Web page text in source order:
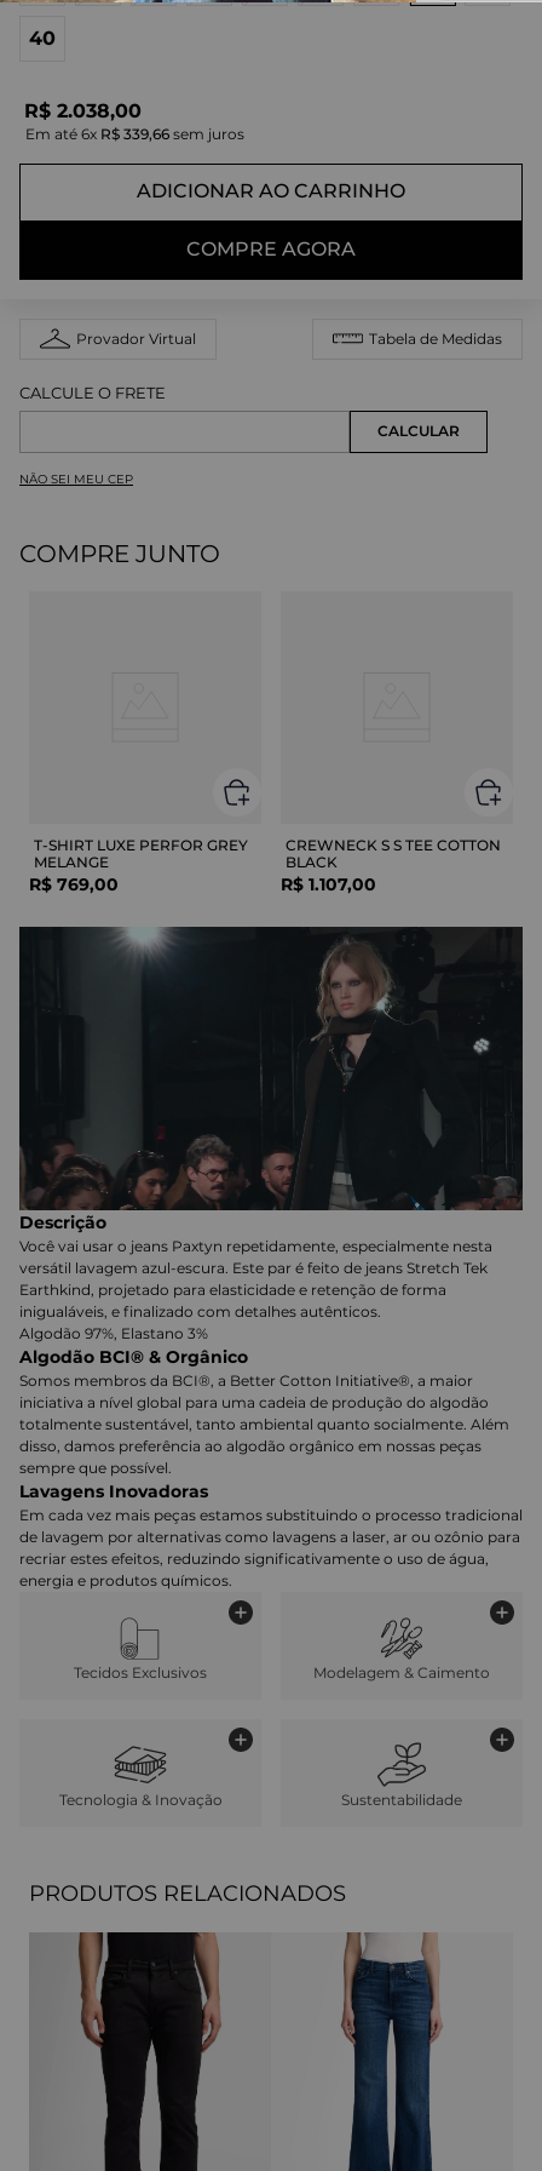
40
R$ 2.038,00
Em até 6x R$ 339,66 sem juros
ADICIONAR AO CARRINHO
COMPRE AGORA
Provador Virtual Tabela de Medidas
NÃO SEI MEU CEP
COMPRE JUNTO
T-SHIRT LUXE PERFOR GREY
MELANGE
R$ 769,00
CREWNECK S S TEE COTTON
BLACK
R$ 1.107,00
Descrição
Você vai usar o jeans Paxtyn repetidamente, especialmente nesta
versátil lavagem azul-escura. Este par é feito de jeans Stretch Tek
Earthkind, projetado para elasticidade e retenção de forma
inigualáveis, e finalizado com detalhes autênticos.
Algodão 97%, Elastano 3%
Algodão BCI® & Orgânico
Somos membros da BCI®, a Better Cotton Initiative®, a maior
iniciativa a nível global para uma cadeia de produção do algodão
totalmente sustentável, tanto ambiental quanto socialmente. Além
disso, damos preferência ao algodão orgânico em nossas peças
sempre que possível.
Lavagens Inovadoras
Em cada vez mais peças estamos substituindo o processo tradicional
de lavagem por alternativas como lavagens a laser, ar ou ozônio para
recriar estes efeitos, reduzindo significativamente o uso de água,
energia e produtos químicos.
Tecidos Exclusivos Modelagem & Caimento
Tecnologia & Inovação Sustentabilidade
PRODUTOS RELACIONADOS